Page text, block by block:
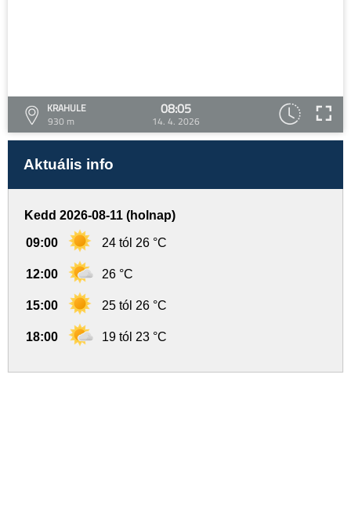
KRAHULE
930 m
08:05
14. 4. 2026
Aktuális info
Kedd 2026-08-11 (holnap)
09:00 24 tól 26 °C
12:00 26 °C
15:00 25 tól 26 °C
18:00 19 tól 23 °C